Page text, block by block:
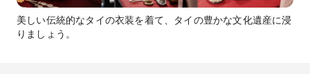
美しい伝統的なタイの衣装を着て、タイの豊かな文化遺産に浸
りましょう。